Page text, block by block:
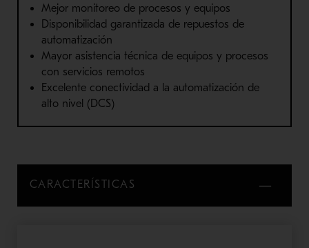
Mejor monitoreo de procesos y equipos
Disponibilidad garantizada de repuestos de
automatización
Mayor asistencia técnica de equipos y procesos
con servicios remotos
Excelente conectividad a la automatización de
alto nivel (DCS)
CARACTERÍSTICAS